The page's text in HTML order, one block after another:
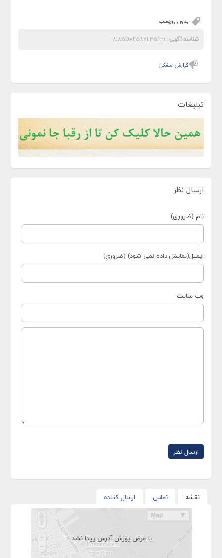
بدون برچسب
شناسه آگهی :
گزارش مشکل
تبلیغات
ارسال نظر
نام (ضروری)
ایمیل(نمایش داده نمی شود) (ضروری)
وب سایت
نقشه تماس ارسال کننده
با عرض پوزش آدرس پیدا نشد.